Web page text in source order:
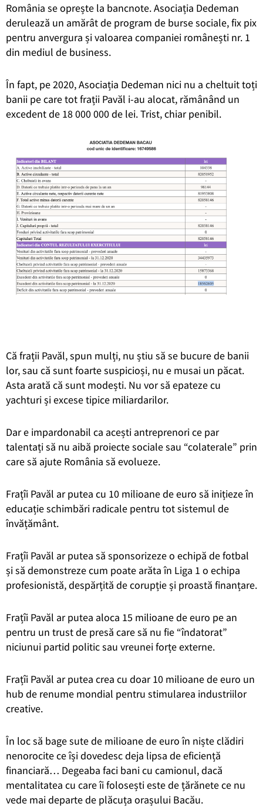
România se oprește la bancnote. Asociația Dedeman
derulează un amărât de program de burse sociale, fix pix
pentru anvergura și valoarea companiei românești nr. 1
din mediul de business.
În fapt, pe 2020, Asociația Dedeman nici nu a cheltuit toți
banii pe care tot frații Pavăl i-au alocat, rămânând un
excedent de 18 000 000 de lei. Trist, chiar penibil.
Că frații Pavăl, spun mulți, nu știu să se bucure de banii
lor, sau că sunt foarte suspicioși, nu e musai un păcat.
Asta arată că sunt modești. Nu vor să epateze cu
yachturi și excese tipice miliardarilor.
Dar e impardonabil ca acești antreprenori ce par
talentați să nu aibă proiecte sociale sau “colaterale” prin
care să ajute România să evolueze.
Frațîi Pavăl ar putea cu 10 milioane de euro să inițieze în
educație schimbări radicale pentru tot sistemul de
învățământ.
Frațîi Pavăl ar putea să sponsorizeze o echipă de fotbal
și să demonstreze cum poate arăta în Liga 1 o echipa
profesionistă, despărțită de corupție și proastă finanțare.
Frațîi Pavăl ar putea aloca 15 milioane de euro pe an
pentru un trust de presă care să nu fie “îndatorat”
niciunui partid politic sau vreunei forțe externe.
Frațîi Pavăl ar putea crea cu doar 10 milioane de euro un
hub de renume mondial pentru stimularea industriilor
creative.
În loc să bage sute de milioane de euro în niște clădiri
nenorocite ce își dovedesc deja lipsa de eficiență
financiară… Degeaba faci bani cu camionul, dacă
mentalitatea cu care îi folosești este de țărănete ce nu
vede mai departe de plăcuța orașului Bacău.